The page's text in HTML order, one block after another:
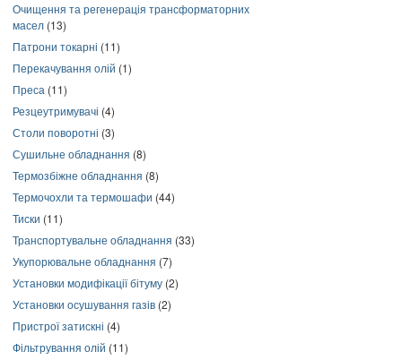
Очищення та регенерація трансформаторних
масел (13)
Патрони токарні (11)
Перекачування олій (1)
Преса (11)
Резцеутримувачі (4)
Столи поворотні (3)
Сушильне обладнання (8)
Термозбіжне обладнання (8)
Термочохли та термошафи (44)
Тиски (11)
Транспортувальне обладнання (33)
Укупорювальне обладнання (7)
Установки модифікації бітуму (2)
Установки осушування газів (2)
Пристрої затискні (4)
Фільтрування олій (11)